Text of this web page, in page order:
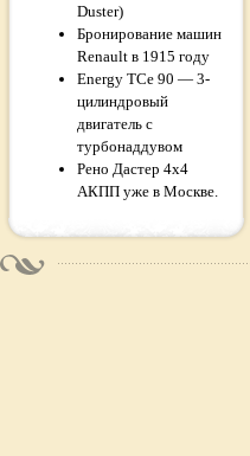
Duster)
Бронирование машин
Renault в 1915 году
Energy TCe 90 — 3-
цилиндровый
двигатель с
турбонаддувом
Рено Дастер 4x4
АКПП уже в Москве.